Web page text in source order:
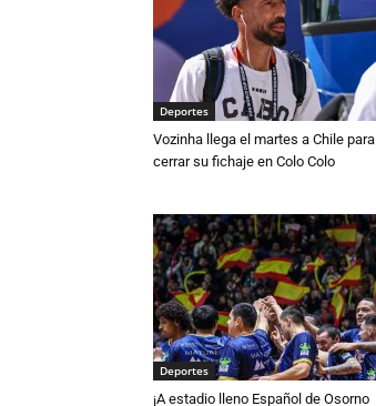
Deportes
Vozinha llega el martes a Chile para
cerrar su fichaje en Colo Colo
Deportes
¡A estadio lleno Español de Osorno